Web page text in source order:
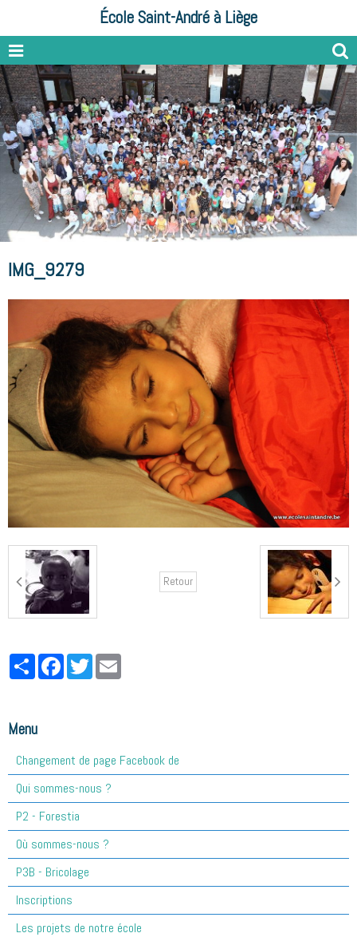
École Saint-André à Liège
IMG_9279
Retour
PartagerFacebookTwitter
Menu
Changement de page Facebook de
Qui sommes-nous ?
P2 - Forestia
Où sommes-nous ?
P3B - Bricolage
Inscriptions
Les projets de notre école